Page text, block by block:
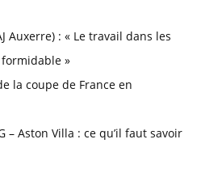
Auxerre) : « Le travail dans les
»
la coupe de France en
– Aston Villa : ce qu’il faut savoir